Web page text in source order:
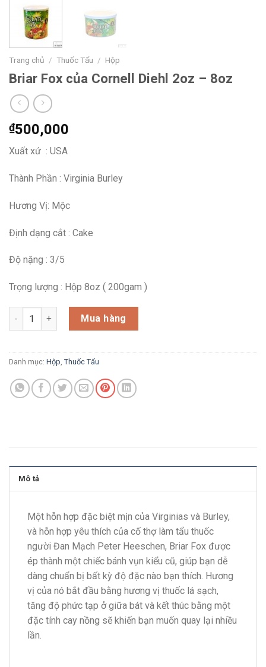
Trang chủ / Thuốc Tẩu / Hộp
Briar Fox của Cornell Diehl 2oz – 8oz
₫500,000
Xuất xứ : USA
Thành Phần : Virginia Burley
Hương Vị: Mộc
Định dạng cắt : Cake
Độ nặng : 3/5
Trọng lượng : Hộp 8oz ( 200gam )
Briar Fox của Cornell Diehl 2oz - 8oz số lượng
Mua hàng
Danh mục: Hộp Thuốc Tẩu
Mô tả
Một hỗn hợp đặc biệt mịn của Virginias và Burley,
và hỗn hợp yêu thích của cố thợ làm tẩu thuốc
người Đan Mạch Peter Heeschen, Briar Fox được
ép thành một chiếc bánh vụn kiểu cũ, giúp bạn dễ
dàng chuẩn bị bất kỳ độ đặc nào bạn thích. Hương
vị của nó bắt đầu bằng hương vị thuốc lá sạch,
tăng độ phức tạp ở giữa bát và kết thúc bằng một
đặc tính cay nồng sẽ khiến bạn muốn quay lại nhiều
lần.